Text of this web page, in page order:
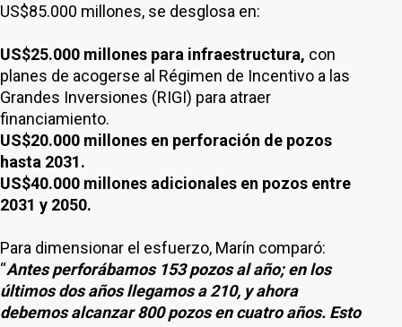
US$85.000 millones, se desglosa en:
US$25.000 millones para infraestructura, con
planes de acogerse al Régimen de Incentivo a las
Grandes Inversiones (RIGI) para atraer
financiamiento.
US$20.000 millones en perforación de pozos
hasta 2031.
US$40.000 millones adicionales en pozos entre
2031 y 2050.
Para dimensionar el esfuerzo, Marín comparó:
“Antes perforábamos 153 pozos al año; en los
últimos dos años llegamos a 210, y ahora
debemos alcanzar 800 pozos en cuatro años. Esto